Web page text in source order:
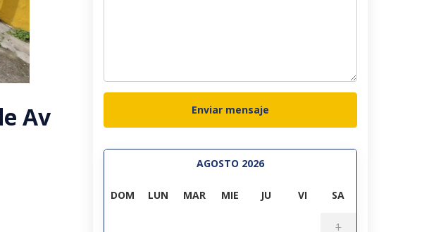
Av
Enviar mensaje
AGOSTO 2026
DOM LUN MAR MIE JU VI SA
1